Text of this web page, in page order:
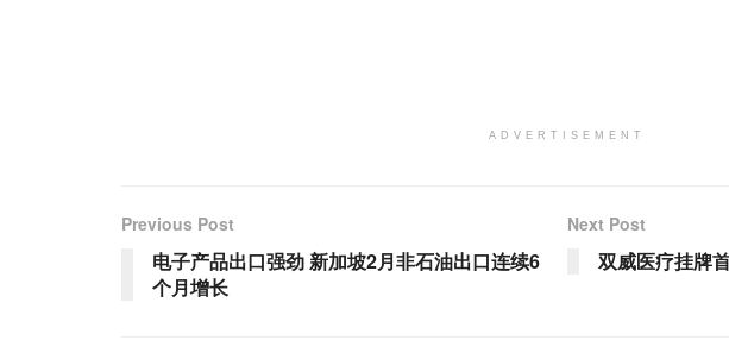
ADVERTISEMENT
Previous Post
电子产品出口强劲 新加坡2月非石油出口连续6
个月增长
Next Post
双威医疗挂牌